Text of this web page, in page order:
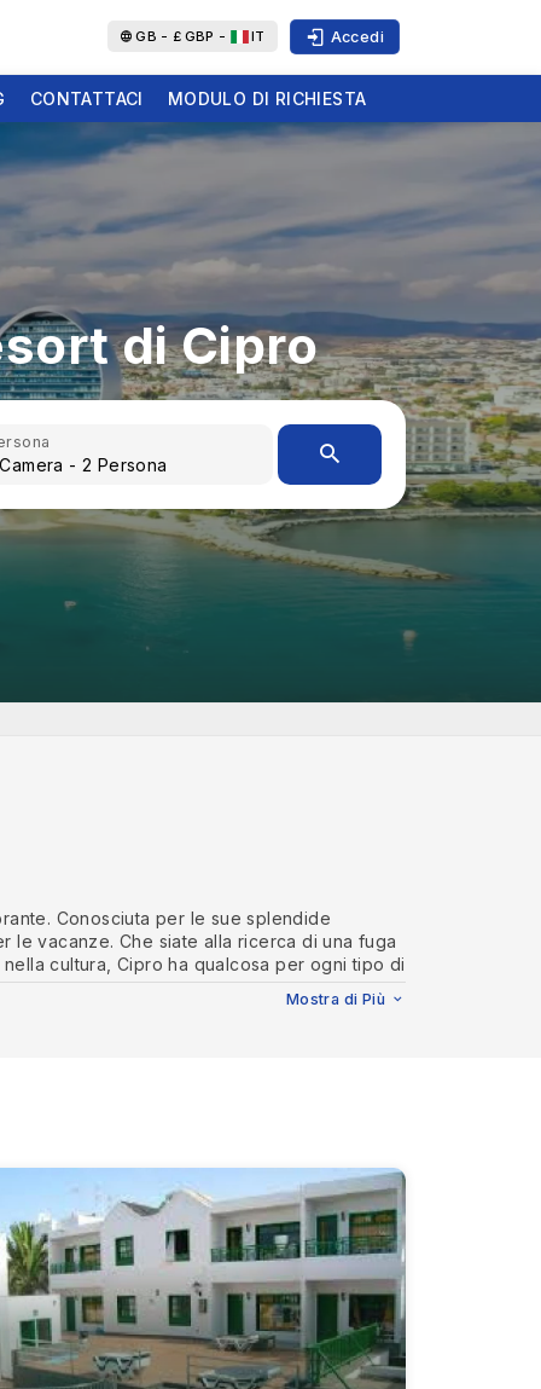
GB - £ GBP - IT Accedi
CONTATTACI MODULO DI RICHIESTA
di Cipro
Conosciuta per le sue splendide
vacanze. Che siate alla ricerca di una fuga
cultura, Cipro ha qualcosa per ogni tipo di
i suoi hotel lussuosi e adatti alle
e acque turchesi, che la rendono una
le famiglie con bambini, mentre i bar e le
Offre acque altrettanto limpide ed è
e culturale dell'isola.
e avventura per le famiglie e gli
Mostra di Più